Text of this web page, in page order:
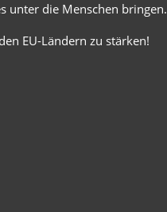
unter die Menschen bringen.
EU-Ländern zu stärken!